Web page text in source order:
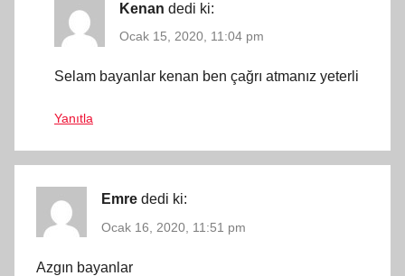
Kenan dedi ki:
Ocak 15, 2020, 11:04 pm
Selam bayanlar kenan ben çağrı atmanız yeterli
Yanıtla
Emre dedi ki:
Ocak 16, 2020, 11:51 pm
Azgın bayanlar